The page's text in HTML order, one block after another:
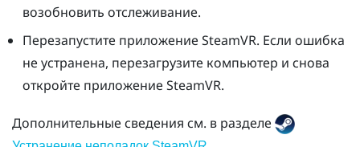
возобновить отслеживание.
Перезапустите приложение SteamVR. Если ошибка
не устранена, перезагрузите компьютер и снова
откройте приложение SteamVR.
Дополнительные сведения см. в разделе